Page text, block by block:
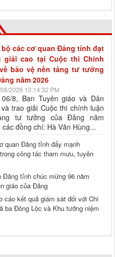
các cơ quan Đảng tỉnh đạt
giải cao tại Cuộc thi Chính
bảo vệ nền tảng tư tưởng
năm 2026
2026 10:14:32 PM
8, Ban Tuyên giáo và Dân
trao giải Cuộc thi chính luận
tư tưởng của Đảng năm
đồng chí: Hà Văn Hùng...
quan Đảng tỉnh đẩy mạnh
công tác tham mưu, tuyên
tỉnh chúc mừng 96 năm
giáo của Đảng
cáo kết quả giám sát đối với Chi
ba Đồng Lộc và Khu tưởng niệm